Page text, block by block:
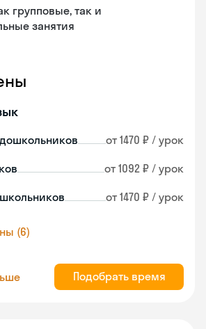
групповые, так и
занятия
от 1470 ₽ / урок
от 1092 ₽ / урок
от 1470 ₽ / урок
(6)
Подобрать время